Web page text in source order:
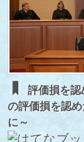
評価損を
の評価損を認
に～